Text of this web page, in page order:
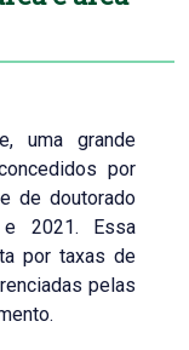
uma grande
por
de doutorado
2021. Essa
por taxas de
pelas